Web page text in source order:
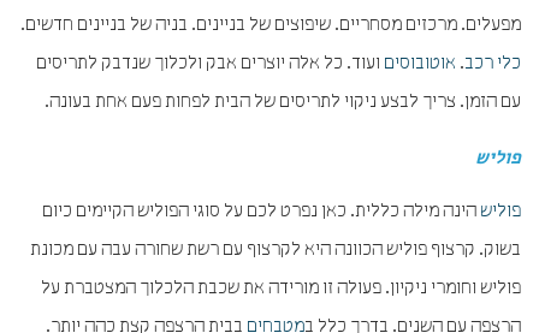
מפעלים. מרכזים מסחריים. שיפוצים של בניינים. בניה של בניינים חדשים.
כלי רכב. אוטובוסים ועוד. כל אלה יוצרים אבק ולכלוך שנדבק לתריסים
עם הזמן. צריך לבצע ניקוי לתריסים של הבית לפחות פעם אחת בעונה.
פוליש
פוליש הינה מילה כללית. כאן נפרט לכם על סוגי הפוליש הקיימים כיום
בשוק. קרצוף פוליש הכוונה היא לקרצוף עם רשת שחורה עבה עם מכונת
פוליש וחומרי ניקיון. פעולה זו מורידה את שכבת הלכלוך המצטברת על
הרצפה עם השנים. בדרך כלל במטבחים בבית הרצפה קצת כהה יותר.